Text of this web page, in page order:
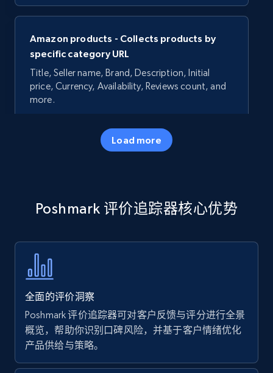
Amazon products - Collects products by
specific category URL
Title, Seller name, Brand, Description, Initial
price, Currency, Availability, Reviews count, and
more.
5.7K+
specific keywords
price, Currency, Availability, Reviews count, and
more.
Amazon products - find products by using
upc numbers
Load more
Poshmark 评价追踪器核心优势
全面的评价洞察
Poshmark 评价追踪器可对客户反馈与评分进行全景
概览，帮助你识别口碑风险，并基于客户情绪优化
产品供给与策略。